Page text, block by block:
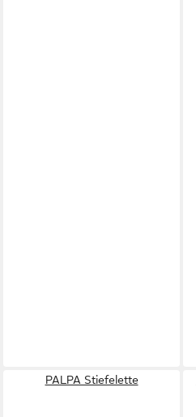
PALPA Stiefelette